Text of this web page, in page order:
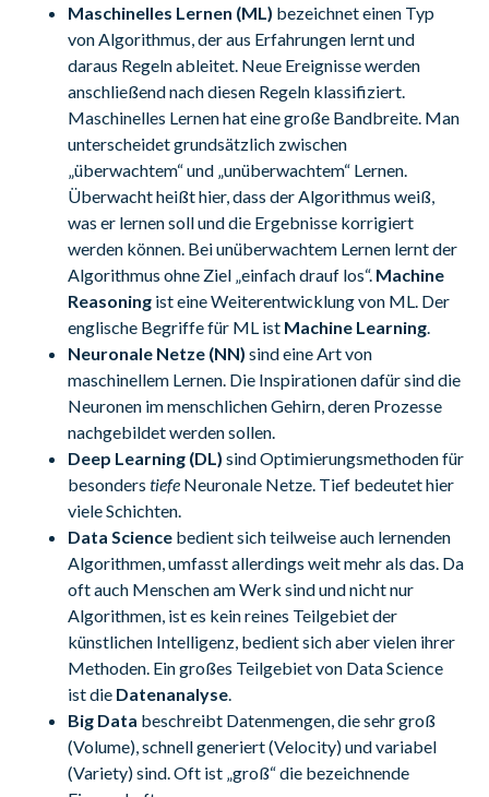
Maschinelles Lernen (ML) bezeichnet einen Typ
von Algorithmus, der aus Erfahrungen lernt und
daraus Regeln ableitet. Neue Ereignisse werden
anschließend nach diesen Regeln klassifiziert.
Maschinelles Lernen hat eine große Bandbreite. Man
unterscheidet grundsätzlich zwischen
„überwachtem“ und „unüberwachtem“ Lernen.
Überwacht heißt hier, dass der Algorithmus weiß,
was er lernen soll und die Ergebnisse korrigiert
werden können. Bei unüberwachtem Lernen lernt der
Algorithmus ohne Ziel „einfach drauf los“. Machine
Reasoning ist eine Weiterentwicklung von ML. Der
englische Begriffe für ML ist Machine Learning
Neuronale Netze (NN) sind eine Art von
maschinellem Lernen. Die Inspirationen dafür sind die
Neuronen im menschlichen Gehirn, deren Prozesse
nachgebildet werden sollen.
Deep Learning (DL) sind Optimierungsmethoden für
besonderstiefe Neuronale Netze. Tief bedeutet hier
viele Schichten.
Data Science bedient sich teilweise auch lernenden
Algorithmen, umfasst allerdings weit mehr als das. Da
oft auch Menschen am Werk sind und nicht nur
Algorithmen, ist es kein reines Teilgebiet der
künstlichen Intelligenz, bedient sich aber vielen ihrer
Methoden. Ein großes Teilgebiet von Data Science
ist die Datenanalyse
Big Data beschreibt Datenmengen, die sehr groß
(Volume), schnell generiert (Velocity) und variabel
(Variety) sind. Oft ist „groß“ die bezeichnende